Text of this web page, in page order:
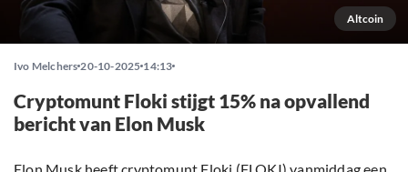
Altcoin
Ivo Melchers 20-10-2025 14:13
Cryptomunt Floki stijgt 15% na opvallend
bericht van Elon Musk